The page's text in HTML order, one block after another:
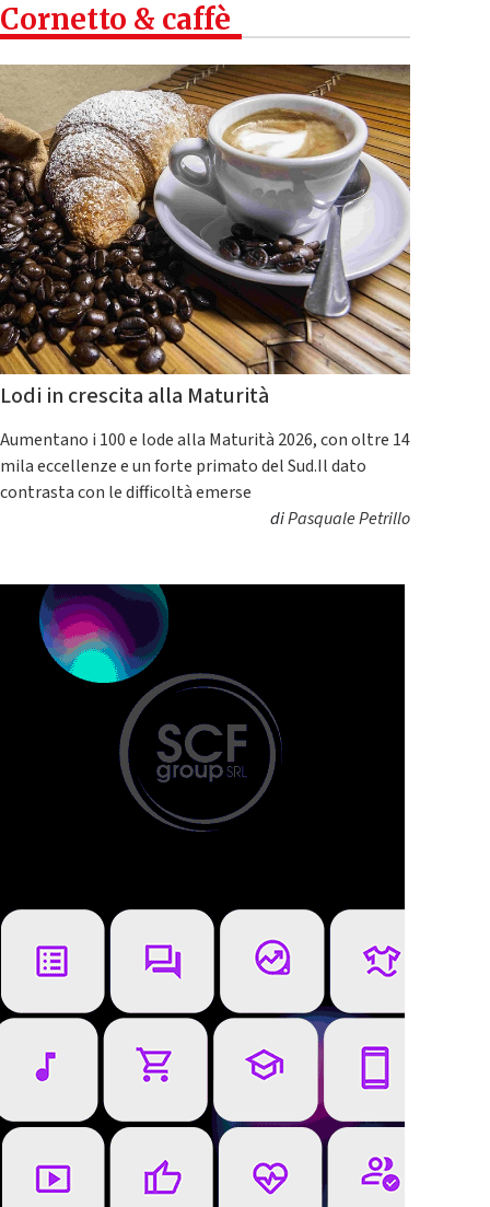
Cornetto & caffè
Lodi in crescita alla Maturità
Aumentano i 100 e lode alla Maturità 2026, con oltre 14
mila eccellenze e un forte primato del Sud.Il dato
contrasta con le difficoltà emerse
diPasquale Petrillo